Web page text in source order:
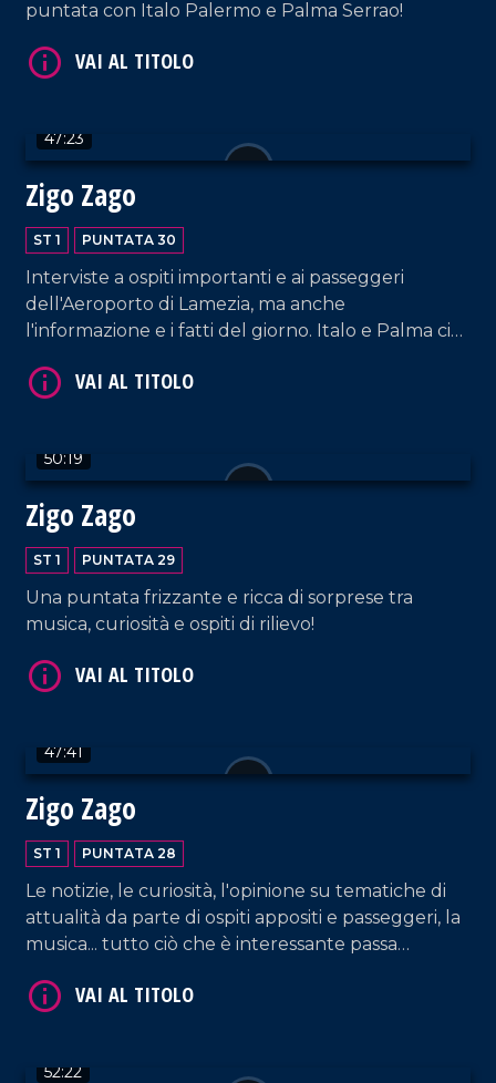
puntata con Italo Palermo e Palma Serrao!
47:23
Zigo Zago
ST 1 PUNTATA 30
Interviste a ospiti importanti e ai passeggeri
dell'Aeroporto di Lamezia, ma anche
l'informazione e i fatti del giorno. Italo e Palma ci
50:19
Zigo Zago
ST 1 PUNTATA 29
Una puntata frizzante e ricca di sorprese tra
musica, curiosità e ospiti di rilievo!
VAI AL TITOLO
47:41
Zigo Zago
ST 1 PUNTATA 28
Le notizie, le curiosità, l'opinione su tematiche di
attualità da parte di ospiti appositi e passeggeri, la
musica... tutto ciò che è interessante passa
VAI AL TITOLO
52:22